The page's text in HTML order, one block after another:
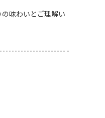
味わいとご理解い